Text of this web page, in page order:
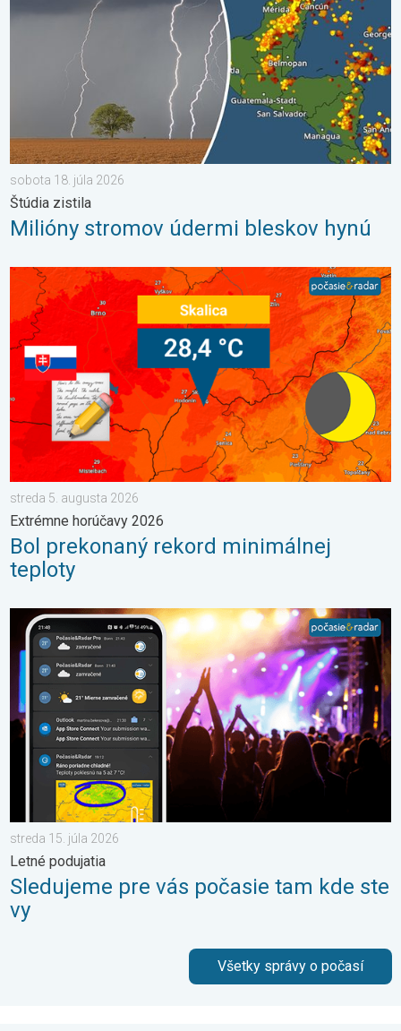
sobota 18. júla 2026
Štúdia zistila
Milióny stromov údermi bleskov hynú
Bol prekonaný rekord minimálnej teploty. Extrémne horúčavy
streda 5. augusta 2026
Extrémne horúčavy 2026
Bol prekonaný rekord minimálnej
teploty
Sledujeme pre vás počasie tam kde ste vy. Letné podujatia. .
streda 15. júla 2026
Letné podujatia
Sledujeme pre vás počasie tam kde ste
vy
Všetky správy o počasí